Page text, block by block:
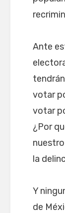
Ante
votar
votar
¿Por
la
Y
de